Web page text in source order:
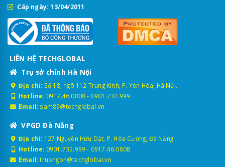
Cấp ngày: 13/04/2011
LIÊN HỆ TECHGLOBAL
Trụ sở chính Hà Nội
Địa chỉ: Số 18, ngõ 112 Trung Kính, P. Yên Hòa, Hà Nội.
Hotline: 0917.46.0808- 0901.732.999
Email: sam89@techglobal.vn
VPGD Đà Nẵng
Địa chỉ: 127 Nguyễn Hữu Dật, P. Hòa Cường, Đà Nẵng
Hotline: 0901.732.999 - 0917.46.0808
Email: truongbn@techglobal.vn